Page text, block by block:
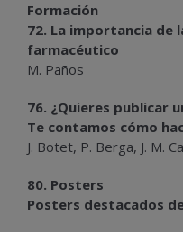
Formación
72. La importancia de
farmacéutico
M. Paños
76. ¿Quieres publicar
Te contamos cómo
J. Botet, P. Berga, J. M.
80. Posters
Posters destacados